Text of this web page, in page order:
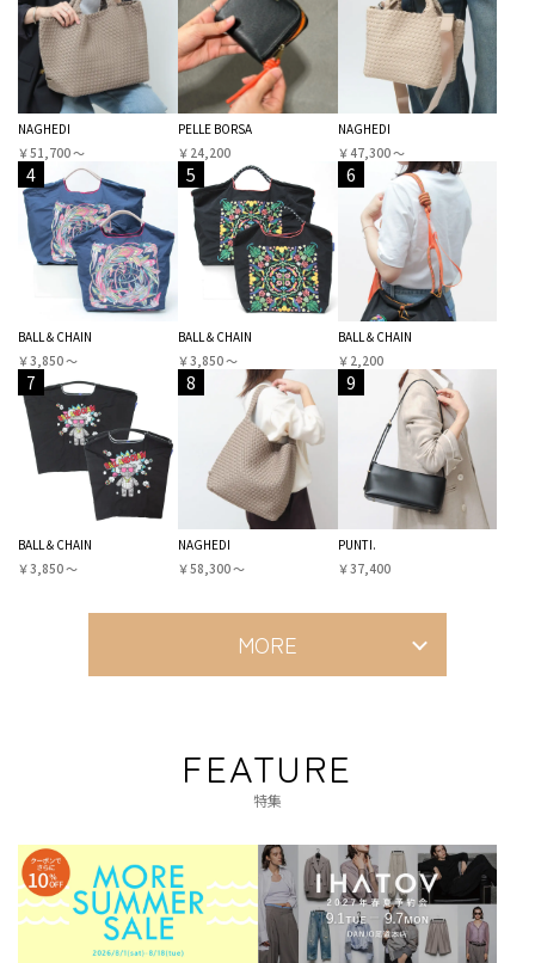
NAGHEDI
￥51,700 〜
PELLE BORSA
￥24,200
NAGHEDI
￥47,300 〜
4
BALL＆CHAIN
￥3,850 〜
5
BALL＆CHAIN
￥3,850 〜
6
BALL＆CHAIN
￥2,200
7
BALL＆CHAIN
￥3,850 〜
8
NAGHEDI
￥58,300 〜
9
PUNTI.
￥37,400
MORE
FEATURE
特集